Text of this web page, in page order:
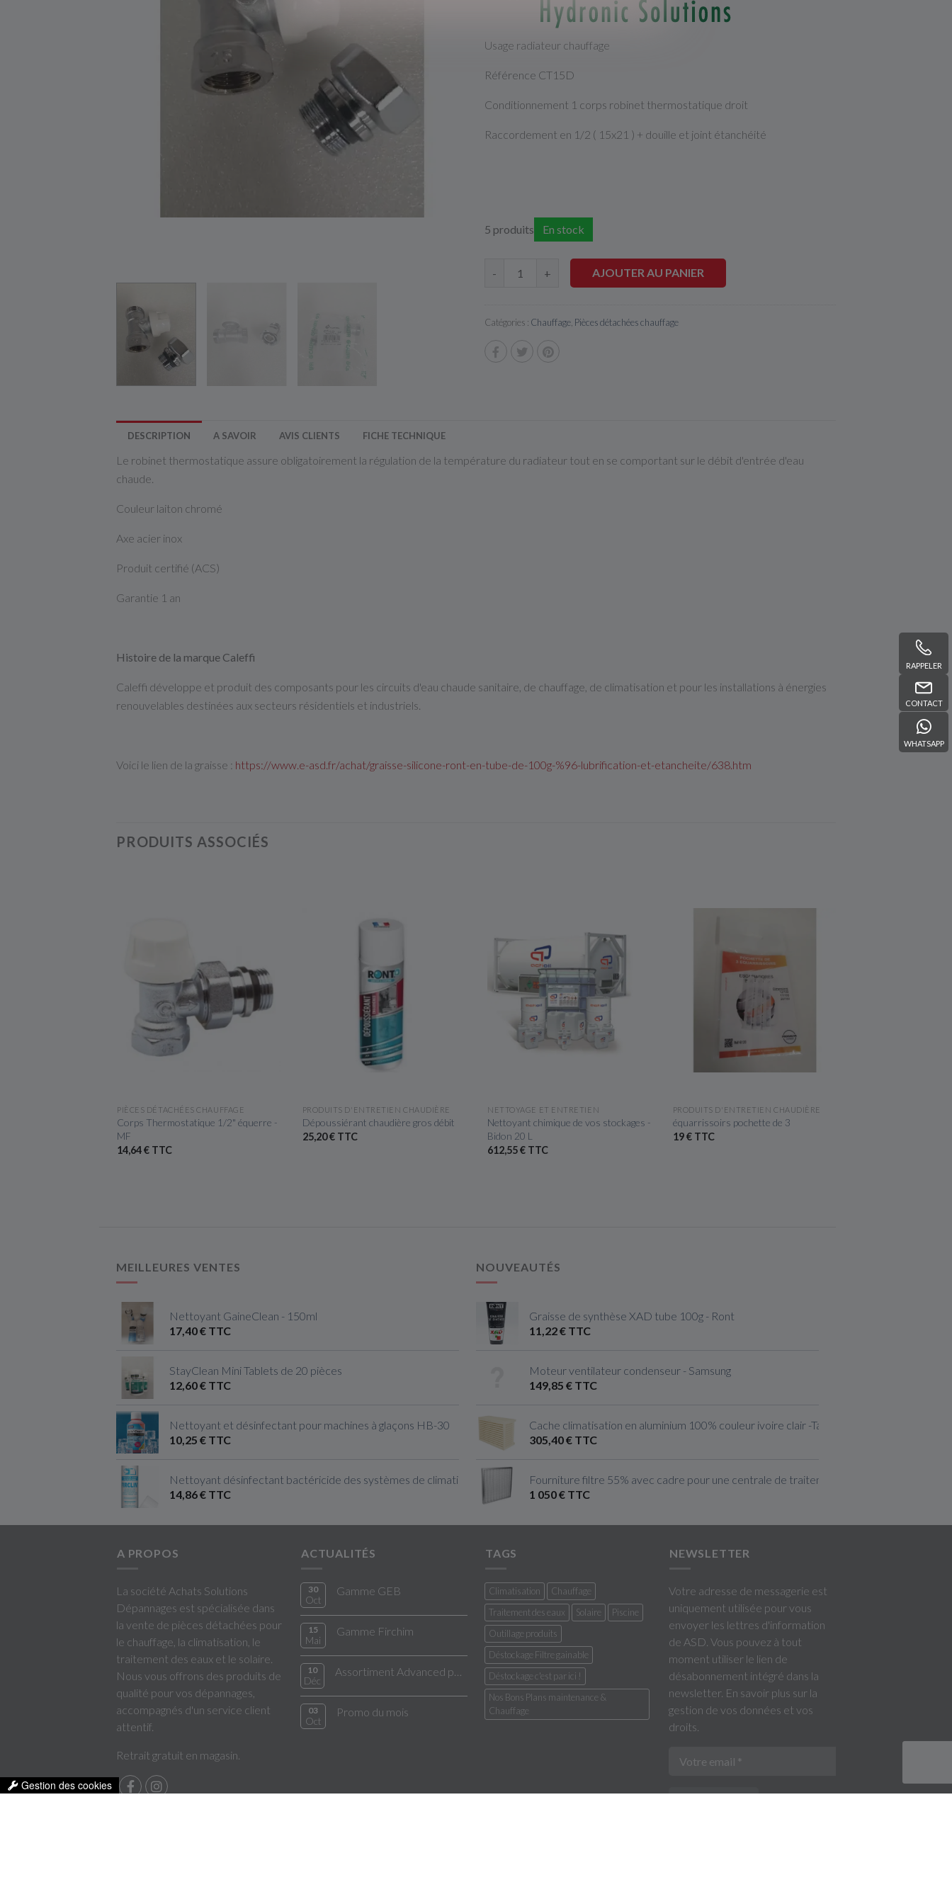
RAPPELER
CONTACT
WHATSAPP
Usage radiateur chauffage
Référence CT15D
Conditionnement 1 corps robinet thermostatique droit
Raccordement en 1/2 ( 15x21 ) + douille et joint étanchéité
5 produits En stock
- + AJOUTER AU PANIER
Catégories : Chauffage, Pièces détachées chauffage
DESCRIPTION A SAVOIR AVIS CLIENTS FICHE TECHNIQUE
Le robinet thermostatique assure obligatoirement la régulation de la température du radiateur tout en se comportant sur le débit d'entrée d'eau
chaude.
Couleur laiton chromé
Axe acier inox
Produit certifié (ACS)
Garantie 1 an
Histoire de la marque Caleffi
Caleffi développe et produit des composants pour les circuits d'eau chaude sanitaire, de chauffage, de climatisation et pour les installations à énergies
renouvelables destinées aux secteurs résidentiels et industriels.
Voici le lien de la graisse : https://www.e-asd.fr/achat/graisse-silicone-ront-en-tube-de-100g-%96-lubrification-et-etancheite/638.htm
PRODUITS ASSOCIÉS
APERÇU RAPIDE
PIÈCES DÉTACHÉES CHAUFFAGE
Corps Thermostatique 1/2" équerre -
MF
14,64 € TTC
APERÇU RAPIDE
PRODUITS D'ENTRETIEN CHAUDIÈRE
Dépoussiérant chaudière gros débit
25,20 € TTC
APERÇU RAPIDE
NETTOYAGE ET ENTRETIEN
Nettoyant chimique de vos stockages -
Bidon 20 L
612,55 € TTC
APERÇU RAPIDE
PRODUITS D'ENTRETIEN CHAUDIÈRE
équarrissoirs pochette de 3
19 € TTC
MEILLEURES VENTES
Nettoyant GaineClean - 150ml
17,40 € TTC
StayClean Mini Tablets de 20 pièces
12,60 € TTC
Nettoyant et désinfectant pour machines à glaçons HB-30
10,25 € TTC
Nettoyant désinfectant bactéricide des systèmes de climatisation & Ventilation
14,86 € TTC
NOUVEAUTÉS
Graisse de synthèse XAD tube 100g - Ront
11,22 € TTC
Moteur ventilateur condenseur - Samsung
149,85 € TTC
Cache climatisation en aluminium 100% couleur ivoire clair -Taille S
305,40 € TTC
Fourniture filtre 55% avec cadre pour une centrale de traitement d'air
1 050 € TTC
A PROPOS
La société Achats Solutions
Dépannages est spécialisée dans
la vente de pièces détachées pour
le chauffage, la climatisation, le
traitement des eaux et le solaire.
Nous vous offrons des produits de
qualité pour vos dépannages,
accompagnés d'un service client
attentif.
Retrait gratuit en magasin.
ACTUALITÉS
30
Oct
Gamme GEB
15
Mai
Gamme Firchim
10
Déc
03
Oct
Promo du mois
TAGS
Climatisation
Chauffage
Traitement des eaux
Solaire
Piscine
Outillage produits
Déstockage Filtre gainable
Déstockage c'est par ici !
Nos Bons Plans maintenance &
Chauffage
NEWSLETTER
Votre adresse de messagerie est
uniquement utilisée pour vous
envoyer les lettres d'information
de ASD. Vous pouvez à tout
moment utiliser le lien de
désabonnement intégré dans la
newsletter. En savoir plus sur la
gestion de vos données et vos
droits
Gestion des cookies